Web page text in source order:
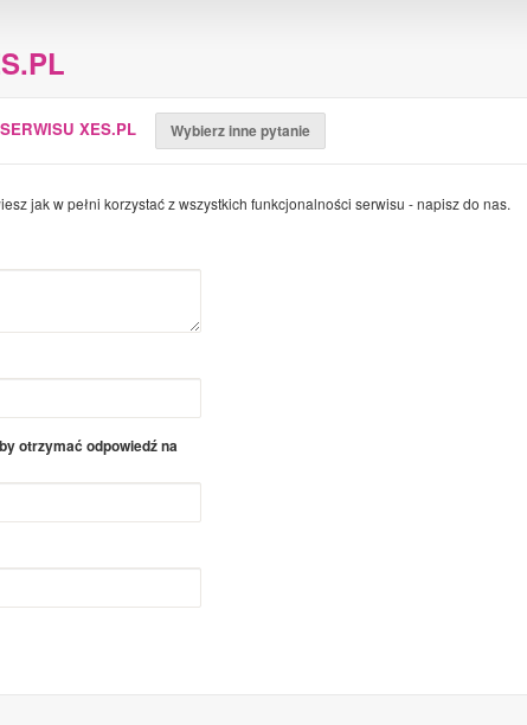
XES.PL Wybierz inne pytanie
jak w pełni korzystać z wszystkich funkcjonalności serwisu - napisz do nas.
otrzymać odpowiedź na